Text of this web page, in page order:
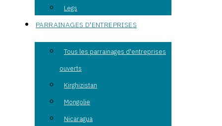
Legs
PARRAINAGES D'ENTREPRISES
Tous les parrainages d'entreprises
ouverts
Kirghizistan
Mongolie
Nicaragua